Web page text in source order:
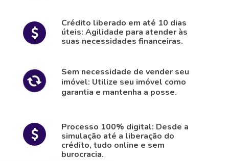
Crédito liberado em até 10 dias
úteis: Agilidade para atender às
suas necessidades financeiras.
Sem necessidade de vender seu
imóvel: Utilize seu imóvel como
garantia e mantenha a posse.
Processo 100% digital: Desde a
simulação até a liberação do
crédito, tudo online e sem
burocracia.